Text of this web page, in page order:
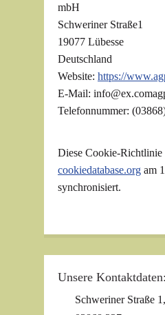
mbH
Schweriner Straße1
19077 Lübesse
Deutschland
Website: https://
E-Mail: info@ex.com
Telefonnummer:
Diese Cookie-
cookiedatabase.org am
synchronisiert.
Unsere Kontaktdaten:
Schweriner Straße